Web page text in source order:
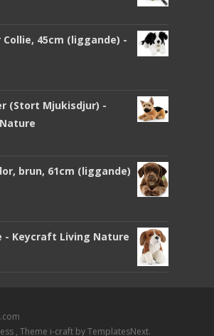
Collie, 45cm (liggande) -
(Stort Mjukisdjur) -
brun, 61cm (liggande)
- Keycraft Living Nature
, Theme i-craft by TemplatesNext.